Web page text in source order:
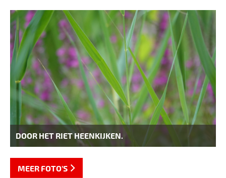
DOOR HET RIET HEENKIJKEN.
MEER FOTO'S